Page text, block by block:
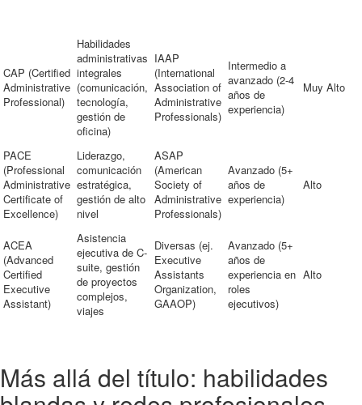
CAP (Certified
Administrative
Professional)
Habilidades
administrativas
integrales
(comunicación,
tecnología,
gestión de
oficina)
IAAP
(International
Association of
Administrative
Professionals)
Intermedio a
avanzado (2-4
años de
experiencia)
Muy Alto
PACE
(Professional
Administrative
Certificate of
Excellence)
Liderazgo,
comunicación
estratégica,
gestión de alto
nivel
ASAP
(American
Society of
Administrative
Professionals)
Avanzado (5+
años de
experiencia)
Alto
ACEA
(Advanced
Certified
Executive
Assistant)
Asistencia
ejecutiva de C-
suite, gestión
de proyectos
complejos,
viajes
Diversas (ej.
Executive
Assistants
Organization,
GAAOP)
Avanzado (5+
años de
experiencia en
roles
ejecutivos)
Alto
Más allá del título: habilidades